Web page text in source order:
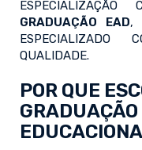
GRADUAÇÃO EAD,
QUALIDADE.
POR QUE